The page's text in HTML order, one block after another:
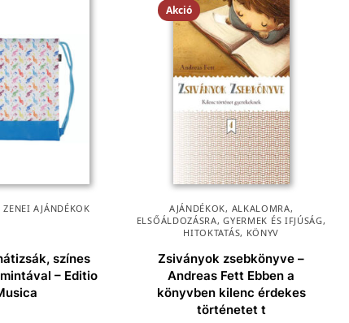
ZENEI AJÁNDÉKOK
színes
– Editio
Akció
AJÁNDÉKOK, ALKALOMRA,
ELSŐÁLDOZÁSRA,GYERMEK ÉS IFJÚSÁG,
HITOKTATÁS, KÖNYV
Zsiványok zsebkönyve –
Andreas Fett Ebben a
könyvben kilenc érdekes
történetet t